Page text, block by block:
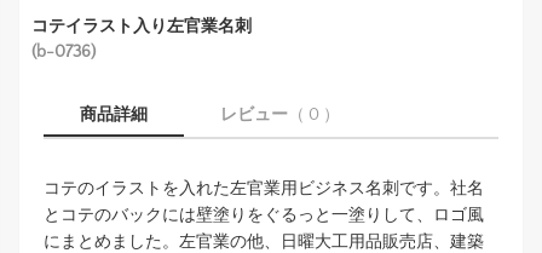
コテイラスト入り左官業名刺
(b-0736)
商品詳細 レビュー （ 0 ）
コテのイラストを入れた左官業用ビジネス名刺です。社名
とコテのバックには壁塗りをぐるっと一塗りして、ロゴ風
にまとめました。左官業の他、日曜大工用品販売店、建築